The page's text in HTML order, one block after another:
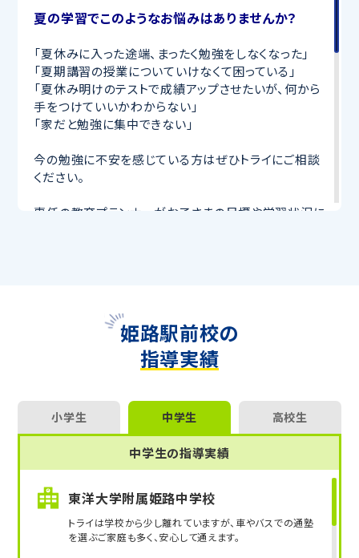
夏の学習でこのようなお悩みはありませんか？
「夏休みに入った途端、まったく勉強をしなくなった」
「夏期講習の授業についていけなくて困っている」
「夏休み明けのテストで成績アップさせたいが、何から
手をつけていいかわからない」
「家だと勉強に集中できない」
今の勉強に不安を感じている方はぜひトライにご相談
ください。
専任の教育プランナーがお子さまの目標や学習状況に
要科目の対策ができる
して、授業以外でも勉強する習慣がつくようにサポート
マンツーマンの無料体験授業、学習相談、教室見学は
いつでも受付中です。
教室長兼教育プランナー 青木 愛翔
姫路駅前校の
指導実績
小学生 中学生 高校生
中学生の指導実績
東洋大学附属姫路中学校
トライは学校から少し離れていますが、車やバスでの通塾
を選ぶご家庭も多く、安心して通えます。